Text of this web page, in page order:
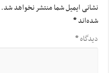
نشانی ایمیل شما منتشر نخواهد شد.
شده‌اند*
دیدگاه*